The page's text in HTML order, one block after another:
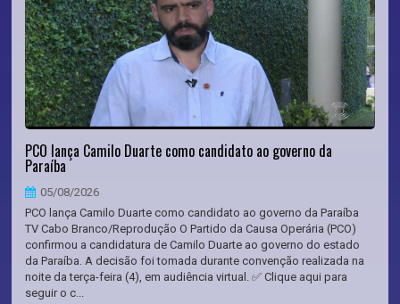
PCO lança Camilo Duarte como candidato ao governo da
Paraíba
05/08/2026
PCO lança Camilo Duarte como candidato ao governo da Paraíba
TV Cabo Branco/Reprodução O Partido da Causa Operária (PCO)
confirmou a candidatura de Camilo Duarte ao governo do estado
da Paraíba. A decisão foi tomada durante convenção realizada na
noite da terça-feira (4), em audiência virtual. ✅ Clique aqui para
seguir o c...